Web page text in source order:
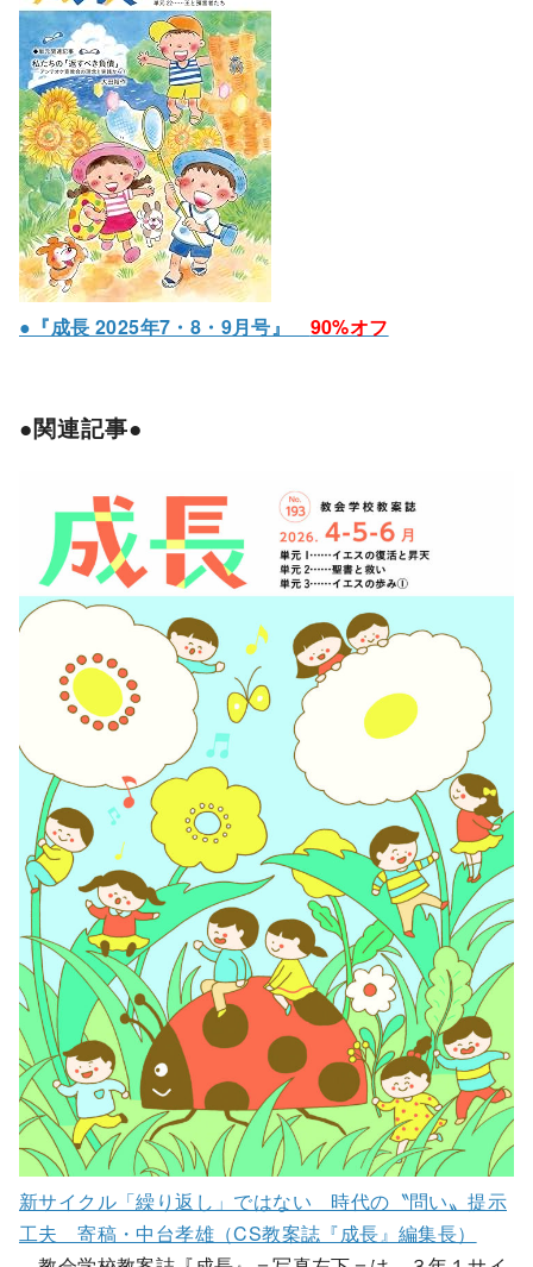
●『成長 2025年7・8・9月号』 90%オフ
●関連記事●
新サイクル「繰り返し」ではない 時代の〝問い〟提示
工夫 寄稿・中台孝雄（CS教案誌『成長』編集長）